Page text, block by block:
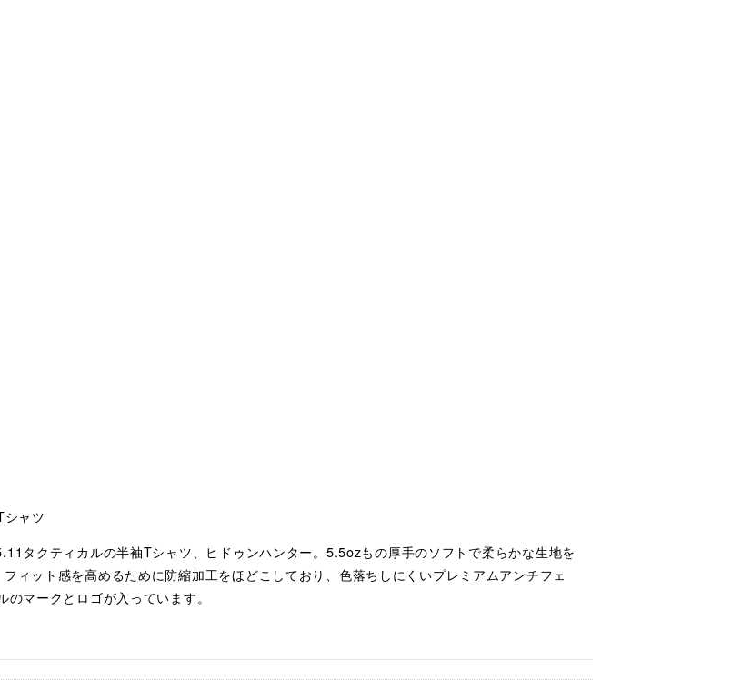
ャツ
タクティカルの半袖Tシャツ、ヒドゥンハンター。5.5ozもの厚手のソフトで柔らかな生地を
ィット感を高めるために防縮加工をほどこしており、色落ちしにくいプレミアムアンチフェ
マークとロゴが入っています。